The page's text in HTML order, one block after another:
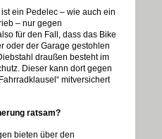
ein Pedelec – wie auch ein
– nur gegen
für den Fall, dass das Bike
oder der Garage gestohlen
draußen besteht im
Dieser kann dort gegen
mitversichert
ratsam?
bieten über den